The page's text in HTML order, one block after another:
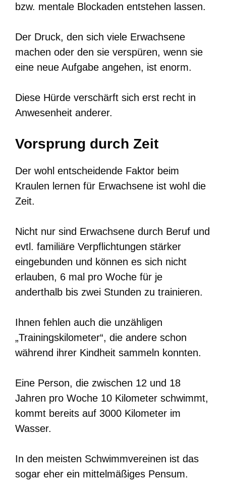
bzw. mentale Blockaden entstehen lassen.
Der Druck, den sich viele Erwachsene
machen oder den sie verspüren, wenn sie
eine neue Aufgabe angehen, ist enorm.
Diese Hürde verschärft sich erst recht in
Anwesenheit anderer.
Vorsprung durch Zeit
Der wohl entscheidende Faktor beim
Kraulen lernen für Erwachsene ist wohl die
Zeit.
Nicht nur sind Erwachsene durch Beruf und
evtl. familiäre Verpflichtungen stärker
eingebunden und können es sich nicht
erlauben, 6 mal pro Woche für je
anderthalb bis zwei Stunden zu trainieren.
Ihnen fehlen auch die unzähligen
„Trainingskilometer“, die andere schon
während ihrer Kindheit sammeln konnten.
Eine Person, die zwischen 12 und 18
Jahren pro Woche 10 Kilometer schwimmt,
kommt bereits auf 3000 Kilometer im
Wasser.
In den meisten Schwimmvereinen ist das
sogar eher ein mittelmäßiges Pensum.